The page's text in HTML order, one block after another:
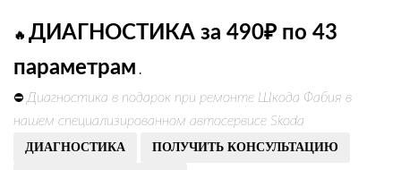
🔥 ДИАГНОСТИКА за 490₽ по 43
параметрам .
⛔ Диагностика в подарок при ремонте Шкода Фабия в
нашем специализированном автосервисе Skoda
ДИАГНОСТИКА ПОЛУЧИТЬ КОНСУЛЬТАЦИЮ